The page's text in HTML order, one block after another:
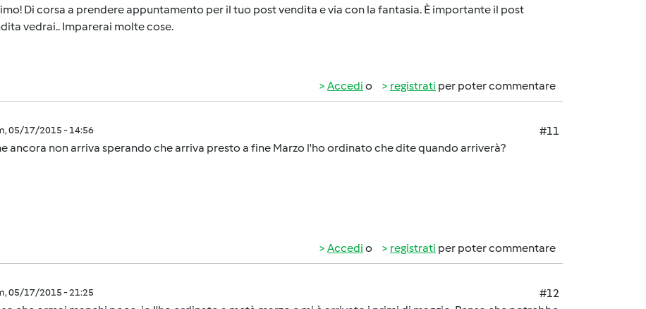
Di corsa a prendere appuntamento per il tuo post vendita e via con la fantasia. È importante il post
vedrai.. Imparerai molte cose.
Accedi o registrati per poter commentare
05/17/2015 - 14:56
#11
ancora non arriva sperando che arriva presto a fine Marzo l'ho ordinato che dite quando arriverà?
Accedi o registrati per poter commentare
05/17/2015 - 21:25
#12